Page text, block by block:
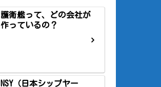
護衛艦って、どの会社が
作っているの？
NSY（日本シップヤー